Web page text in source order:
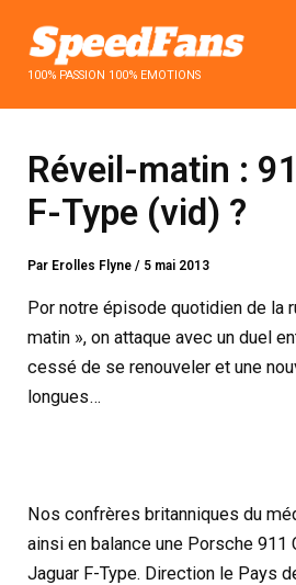
contenu100% PASSION 100% EMOTIONS
Réveil-matin :
F-Type (vid) ?
Par Erolles Flyne/ 5 mai 2013
Por notre épisode quotidien de la
matin », on attaque avec un duel
cessé de se renouveler et une
longues…
Nos confrères britanniques du
ainsi en balance une Porsche 911
Jaguar F-Type. Direction le Pays